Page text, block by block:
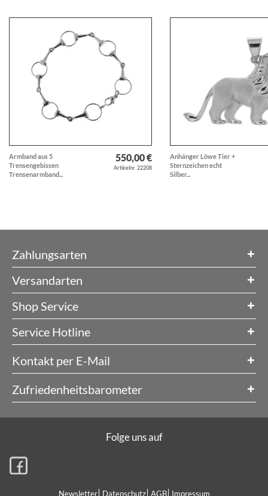
Armband aus 5
Trensengebissen
Trensenarmband...
550,00 €
Artikelnr. 22208
Anhänger Löwe Tier +
Sternzeichen echt
Silber...
Zahlungsarten
Versandarten
Shop Service
Service Hotline
Kontakt per E-Mail
Zufriedenheitsbarometer
Newsletter Datenschutz AGB Impressum
Folge uns auf